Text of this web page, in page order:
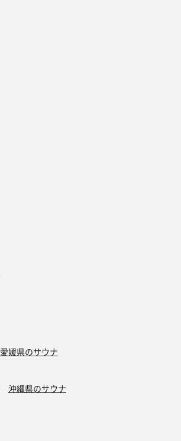
愛媛県のサウナ
沖縄県のサウナ